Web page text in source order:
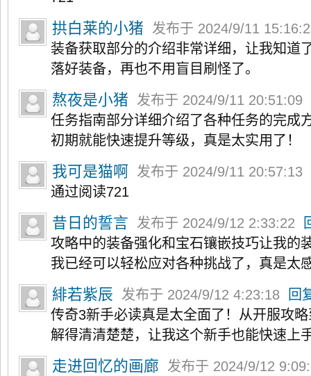
拱白莱的小猪
发布于 2024/9/11
装备获取部分的介绍非常详细，让我知道
落好装备，再也不用盲目刷怪了。
熬夜是小猪
发布于 2024/9/11 20:51:09
任务指南部分详细介绍了各种任务的完成
初期就能快速提升等级，真是太实用了！
我可是猫啊
发布于 2024/9/11 20:57:13
通过阅读721
昔日的誓言 发布于 2024/9/12 2:33:22
攻略中的装备强化和宝石镶嵌技巧让我的
我已经可以轻松应对各种挑战了，真是太
緋若紫辰 发布于 2024/9/12 4:23:18
回
传奇3新手必读真是太全面了！从开服攻
解得清清楚楚，让我这个新手也能快速上
走进回忆的画廊
发布于 2024/9/12